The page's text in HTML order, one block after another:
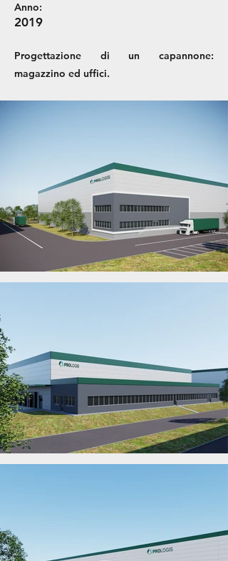
Anno:
2019
Progettazione di un capannone:
magazzino ed uffici.